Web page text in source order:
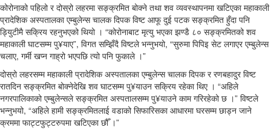
कोरोनाको पहिलो र दोस्रो लहरमा सङ्क्रमित बोक्ने तथा शव व्यवस्थापनमा खटिएका महाकाली
प्रादेशिक अस्पतालका एम्बुलेन्स चालक दिपक विष्ट आफू दुई पटक सङ्क्रमित हुँदा पनि
ड्यिुटीमै सक्रिय रहनुभएको थियो । “कोरोनाबाट मृत्यु भएका झण्डै ८० सङ्क्रमितको शव
महाकाली घाटसम्म पु¥याए”, विगत सम्झिँदै विष्टले भन्नुभयो, “सुरुमा पिपिइ सेट लगाएर एम्बुलेन्स
चलाए, गर्मी खप्न गाह्रो भएपछि त्यो पनि फुकाले ।”
दोस्रो लहरसम्म महाकाली प्रादेशिक अस्पतालका एम्बुलेन्स चालक दिपक र रणबहादुर विष्ट
रातदिन सङ्क्रमित बोक्नेदेखि शव घाटसम्म पु¥याउन सक्रिय रहेका थिए । “अहिले
नगरपालिकाको एम्बुलेन्सले सङ्क्रमित अस्पतालसम्म पु¥याउने काम गरिरहेको छ ।” विष्टले
भन्नुभयो, “अहिले हामी सङ्क्रमितलाई वडाको सिफारिसका आधारमा घरसम्म छाड्न जाने
क्रममा फाट्टफुट्टरुपमा खटिएका छौँ ।”